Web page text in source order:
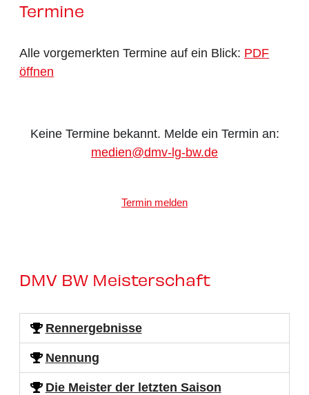
Termine
Alle vorgemerkten Termine auf ein Blick: PDF
öffnen
Keine Termine bekannt. Melde ein Termin an:
medien@dmv-lg-bw.de
Termin melden
DMV BW Meisterschaft
Rennergebnisse
Nennung
Die Meister der letzten Saison